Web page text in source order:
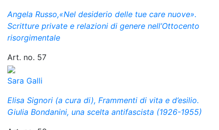
Angela Russo,«Nel desiderio delle tue care nuove».
Scritture private e relazioni di genere nell’Ottocento
risorgimentale
Art. no. 57
Sara Galli
Elisa Signori (a cura di), Frammenti di vita e d’esilio.
Giulia Bondanini, una scelta antifascista (1926-1955)